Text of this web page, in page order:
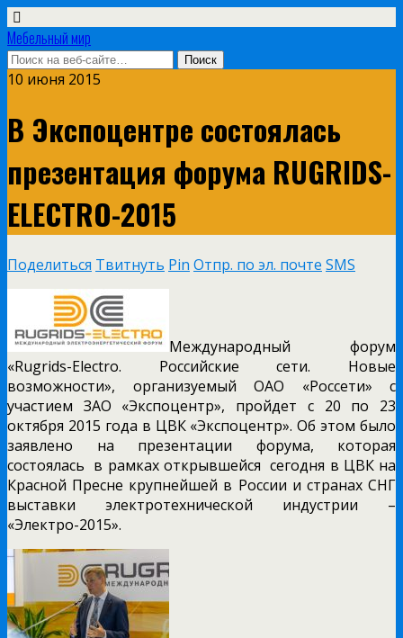
Мебельный мир
10 июня 2015
В Экспоцентре состоялась
презентация форума RUGRIDS-
ELECTRO-2015
Поделиться Твитнуть Pin Отпр. по эл. почте SMS
Международный форум
«Rugrids-Electro. Российские сети. Новые
возможности», организуемый ОАО «Россети» с
участием ЗАО «Экспоцентр», пройдет с 20 по 23
октября 2015 года в ЦВК «Экспоцентр». Об этом было
заявлено на презентации форума, которая
состоялась в рамках открывшейся сегодня в ЦВК на
Красной Пресне крупнейшей в России и странах СНГ
выставки электротехнической индустрии –
«Электро-2015».